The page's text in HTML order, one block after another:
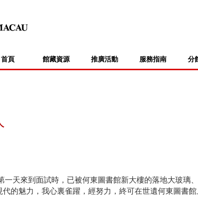
首頁 館藏資源 推廣活動 服務指南 分
天來到面試時，已被何東圖書館新大樓的落地大玻璃
的魅力，我心裏雀躍，經努力，終可在世遺何東圖書館